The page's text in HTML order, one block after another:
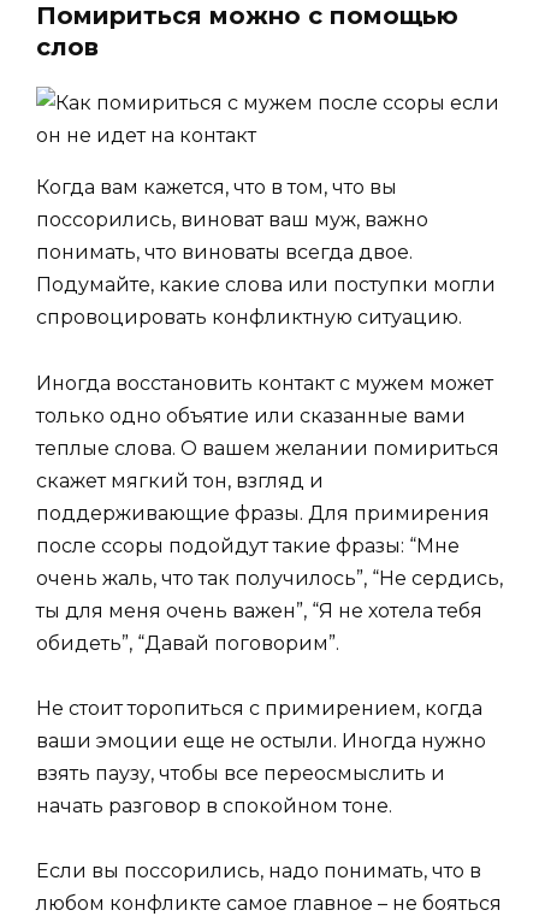
Помириться можно с помощью
слов
Когда вам кажется, что в том, что вы
поссорились, виноват ваш муж, важно
понимать, что виноваты всегда двое.
Подумайте, какие слова или поступки могли
спровоцировать конфликтную ситуацию.
Иногда восстановить контакт с мужем может
только одно объятие или сказанные вами
теплые слова. О вашем желании помириться
скажет мягкий тон, взгляд и
поддерживающие фразы. Для примирения
после ссоры подойдут такие фразы: “Мне
очень жаль, что так получилось”, “Не сердись,
ты для меня очень важен”, “Я не хотела тебя
обидеть”, “Давай поговорим”.
Не стоит торопиться с примирением, когда
ваши эмоции еще не остыли. Иногда нужно
взять паузу, чтобы все переосмыслить и
начать разговор в спокойном тоне.
Если вы поссорились, надо понимать, что в
любом конфликте самое главное – не бояться